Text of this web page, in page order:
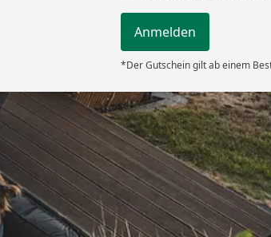
Anmelden
*Der Gutschein gilt ab einem
Versand